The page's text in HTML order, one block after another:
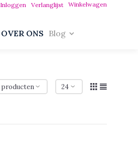
Inloggen Verlanglijst Winkelwagen
OVER ONS Blog